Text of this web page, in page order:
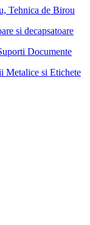
Tehnica de Birou
si decapsatoare
Documente
Metalice si Etichete